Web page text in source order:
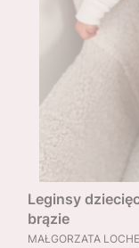
Leginsy
brązie
PRODUCENT
MAŁGORZATA